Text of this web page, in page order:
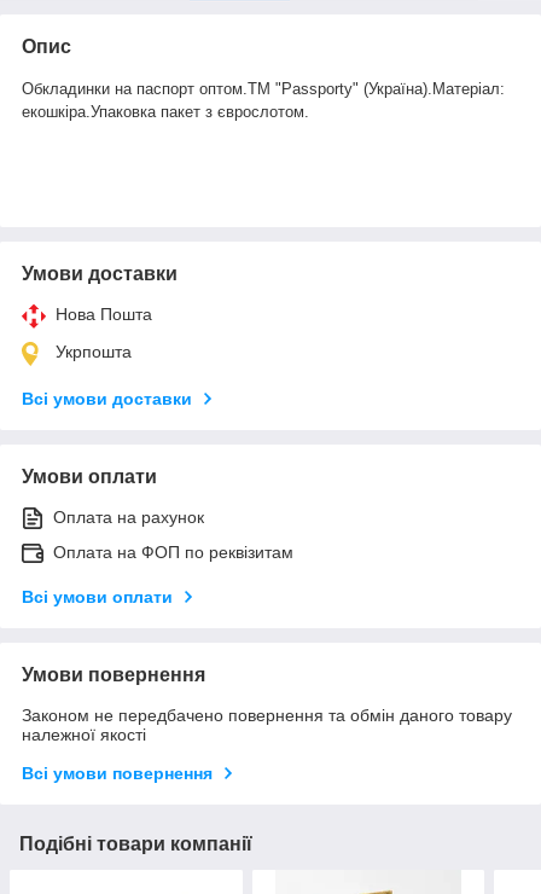
Опис
Обкладинки на паспорт оптом.ТМ "Passporty" (Україна).Матеріал:
екошкіра.Упаковка пакет з єврослотом.
Умови доставки
Нова Пошта
Укрпошта
Всі умови доставки
Умови оплати
Оплата на рахунок
Оплата на ФОП по реквізитам
Всі умови оплати
Умови повернення
Законом не передбачено повернення та обмін даного товару
належної якості
Всі умови повернення
Подібні товари компанії